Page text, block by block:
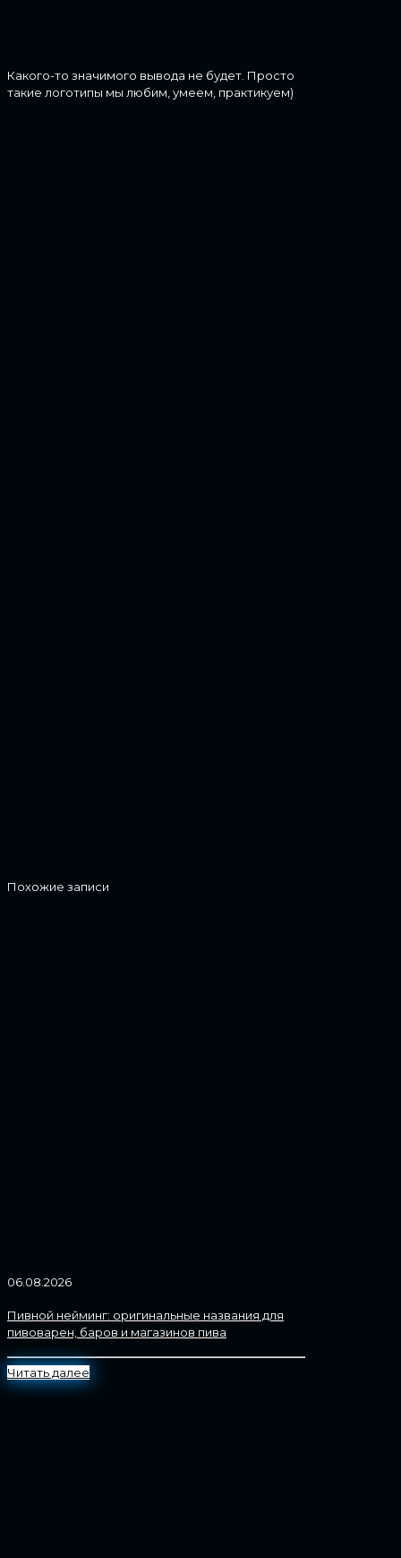
Какого-то значимого вывода не будет. Просто
такие логотипы мы любим, умеем, практикуем)
Похожие записи
06.08.2026
Пивной нейминг: оригинальные названия для
пивоварен, баров и магазинов пива
Читать далее